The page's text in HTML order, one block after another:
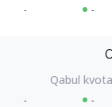
- -
- -